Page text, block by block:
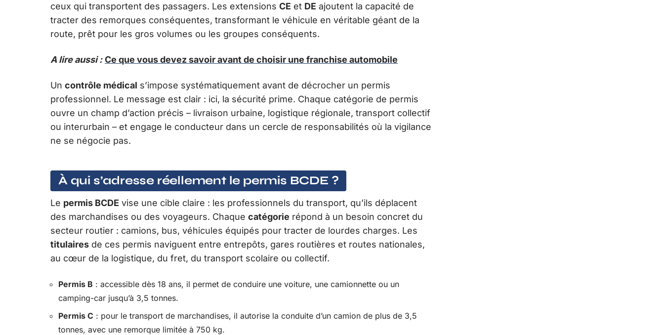
ceux qui transportent des passagers. Les extensions CE et DE ajoutent la capacité de
tracter des remorques conséquentes, transformant le véhicule en véritable géant de la
route, prêt pour les gros volumes ou les groupes conséquents.
A lire aussi : Ce que vous devez savoir avant de choisir une franchise automobile
Un contrôle médical s’impose systématiquement avant de décrocher un permis
professionnel. Le message est clair : ici, la sécurité prime. Chaque catégorie de permis
ouvre un champ d’action précis – livraison urbaine, logistique régionale, transport collectif
ou interurbain – et engage le conducteur dans un cercle de responsabilités où la vigilance
ne se négocie pas.
À qui s’adresse réellement le permis BCDE ?
Le permis BCDE vise une cible claire : les professionnels du transport, qu’ils déplacent
des marchandises ou des voyageurs. Chaque catégorie répond à un besoin concret du
secteur routier : camions, bus, véhicules équipés pour tracter de lourdes charges. Les
titulaires de ces permis naviguent entre entrepôts, gares routières et routes nationales,
au cœur de la logistique, du fret, du transport scolaire ou collectif.
Permis B : accessible dès 18 ans, il permet de conduire une voiture, une camionnette ou un
camping-car jusqu’à 3,5 tonnes.
Permis C : pour le transport de marchandises, il autorise la conduite d’un camion de plus de 3,5
tonnes, avec une remorque limitée à 750 kg.